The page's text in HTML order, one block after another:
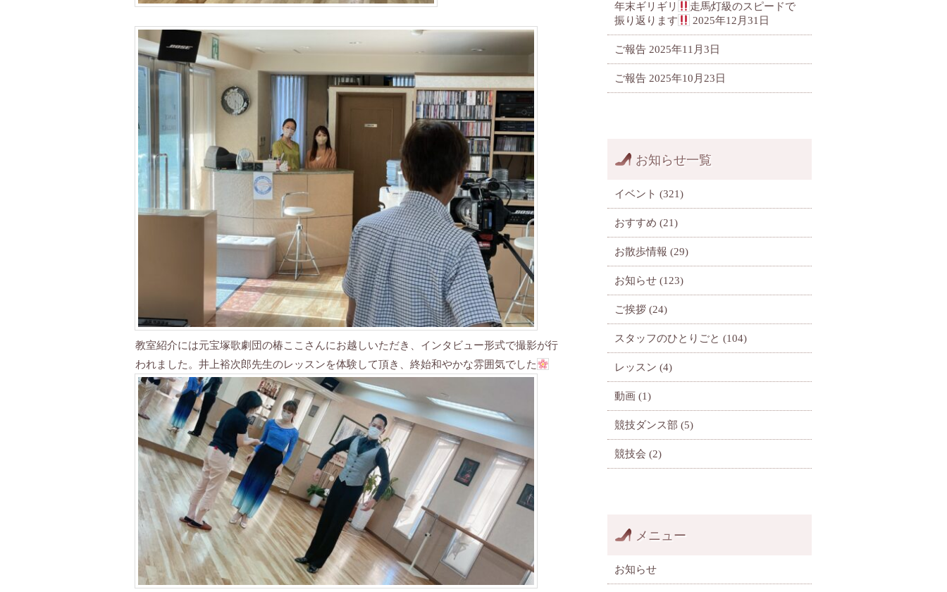
教室紹介には元宝塚歌劇団の椿ここさんにお越しいただき、インタビュー形式で撮影が行
われました。井上裕次郎先生のレッスンを体験して頂き、終始和やかな雰囲気でした
年末ギリギリ
走馬灯級のスピードで
振り返ります
2025年12月31日
ご報告 2025年11月3日
ご報告 2025年10月23日
お知らせ一覧
イベント (321)
おすすめ (21)
お散歩情報 (29)
お知らせ (123)
ご挨拶 (24)
スタッフのひとりごと (104)
レッスン (4)
動画 (1)
競技ダンス部 (5)
競技会 (2)
メニュー
お知らせ